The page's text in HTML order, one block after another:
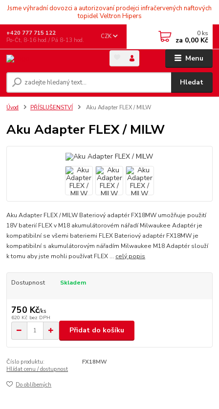
Jsme výhradní dovozci a autorizovaní prodejci infračervených naftových
topidel Veltron Hipers
Menu
CZK
Hledat
+420 777 715 122
Po-Čt, 8-16 hod./ Pá 8-13 hod.
0 ks
za 0,00 Kč
Úvod PŘÍSLUŠENSTVÍ Aku Adapter FLEX / MILW
Aku Adapter FLEX / MILW
Aku Adapter FLEX / MILW Bateriový adaptér FX18MW umožňuje použití
18V baterií FLEX v M18 akumulátorovém nářadí Milwaukee Adaptér je
kompatibilní se všemi bateriemi FLEX Bateriový adaptér FX18MW je
kompatibilní s akumulátorovým nářadím Milwaukee M18 Adaptér slouží
k tomu aby jste mohli používat FLEX ... celý popis
Dostupnost Skladem
750 Kč/ks
620 Kč bez DPH
Přidat do košíku
Číslo produktu:
FX18MW
Hlídat cenu / dostupnost
Do oblíbených